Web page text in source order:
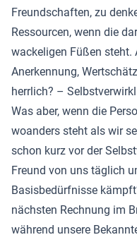
Freundschaften, zu
Ressourcen, wenn die
wackeligen Füßen steht.
Anerkennung,
herrlich? –
Was aber, wenn die
woanders steht als wir
schon kurz vor der
Freund von uns täglich
Basisbedürfnisse
nächsten Rechnung im
während unsere